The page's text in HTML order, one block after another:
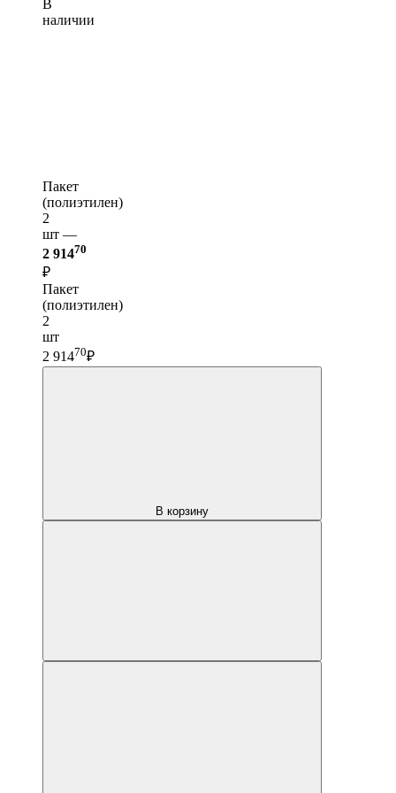
В
наличии
Пакет
(полиэтилен)
2
шт —
2 91470
₽
Пакет
(полиэтилен)
2
шт
2 91470₽
В корзину